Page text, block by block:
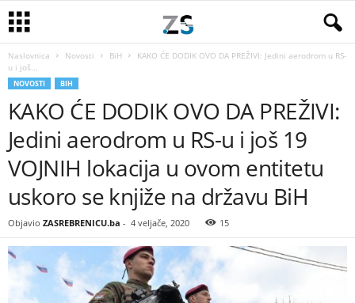
Naslovnica Novosti BiH
KAKO ĆE DODIK OVO DA PREŽIVI: Jedini aerodrom u RS-
u i još...
NOVOSTI BIH
KAKO ĆE DODIK OVO DA PREŽIVI:
Jedini aerodrom u RS-u i još 19
VOJNIH lokacija u ovom entitetu
uskoro se knjiže na državu BiH
Objavio ZASREBRENICU.ba - 4 veljače, 2020 15